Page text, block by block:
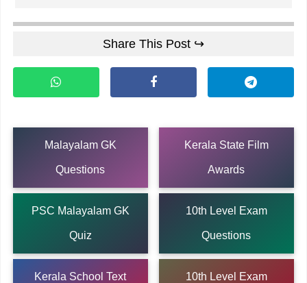
Share This Post ↪
Malayalam GK
Questions
Kerala State Film
Awards
PSC Malayalam GK
Quiz
10th Level Exam
Questions
Kerala School Text 10th Level Exam